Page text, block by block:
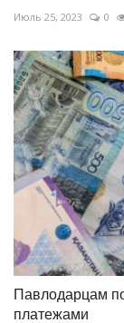
Июль 25, 2023 0
Павлодарцам
платежами